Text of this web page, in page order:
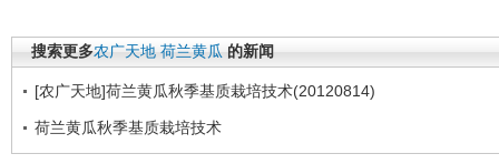
搜索更多农广天地 荷兰黄瓜 的新闻
[农广天地]荷兰黄瓜秋季基质栽培技术(20120814)
荷兰黄瓜秋季基质栽培技术